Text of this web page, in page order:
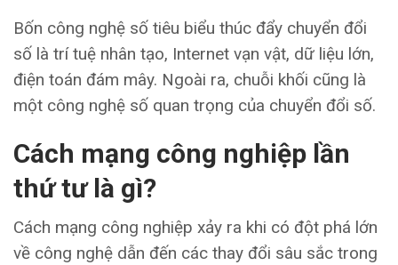
Bốn công nghệ số tiêu biểu thúc đẩy chuyển đổi
số là trí tuệ nhân tạo, Internet vạn vật, dữ liệu lớn,
điện toán đám mây. Ngoài ra, chuỗi khối cũng là
một công nghệ số quan trọng của chuyển đổi số.
Cách mạng công nghiệp lần
thứ tư là gì?
Cách mạng công nghiệp xảy ra khi có đột phá lớn
về công nghệ dẫn đến các thay đổi sâu sắc trong